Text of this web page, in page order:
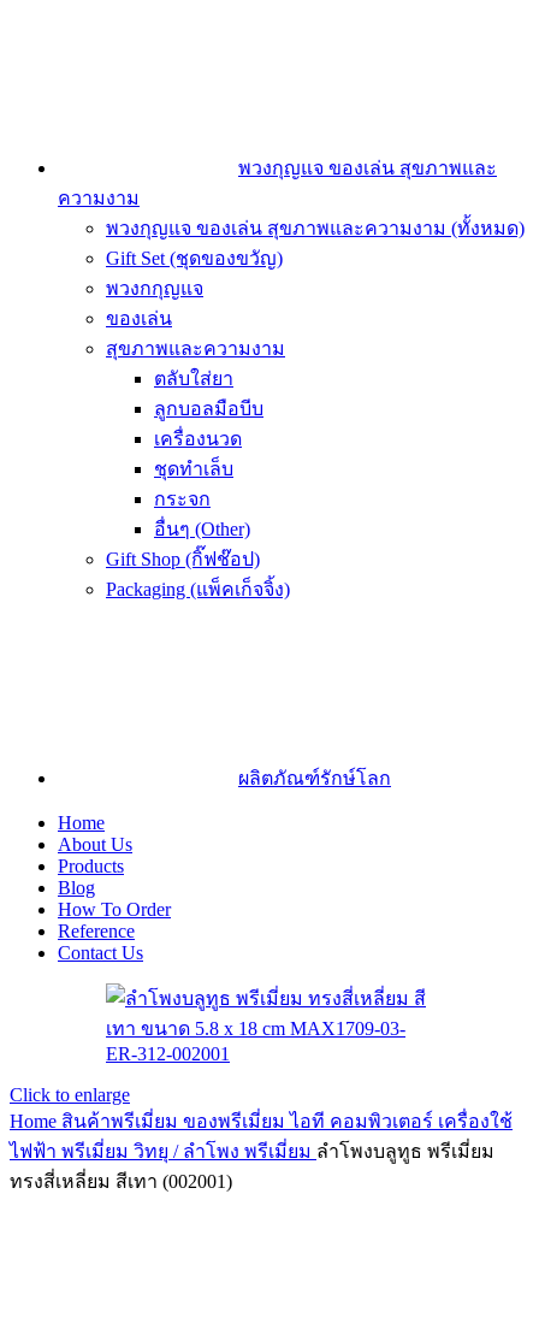
พวงกุญแจ ของเล่น สุขภาพและ
ความงาม
พวงกุญแจ ของเล่น สุขภาพและความงาม (ทั้งหมด)
Gift Set (ชุดของขวัญ)
พวงกกุญแจ
ของเล่น
สุขภาพและความงาม
ตลับใส่ยา
ลูกบอลมือบีบ
เครื่องนวด
ชุดทำเล็บ
กระจก
อื่นๆ (Other)
Gift Shop (กิ๊ฟช๊อป)
Packaging (แพ็คเก็จจิ้ง)
ผลิตภัณฑ์รักษ์โลก
Home
About Us
Products
Blog
How To Order
Reference
Contact Us
Click to enlarge
Home สินค้าพรีเมี่ยม ของพรีเมี่ยมไอที คอมพิวเตอร์ เครื่องใช้
ไฟฟ้า พรีเมี่ยม วิทยุ / ลำโพง พรีเมี่ยม ลำโพงบลูทูธ พรีเมี่ยม
ทรงสี่เหลี่ยม สีเทา (002001)